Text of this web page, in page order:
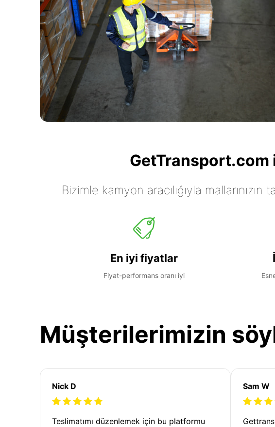
GetTransport.com
Bizimle kamyon aracılığıyla
En iyi fiyatlar
Fiyat-performans oranı iyi
Müşterilerimizin
Nick D
Teslimatımı düzenlemek için bu platformu
Sam W